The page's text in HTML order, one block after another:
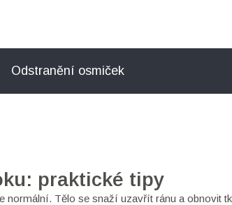
Odstranění osmiček
praktické tipy
Tělo se snaží uzavřít ránu a obnovit